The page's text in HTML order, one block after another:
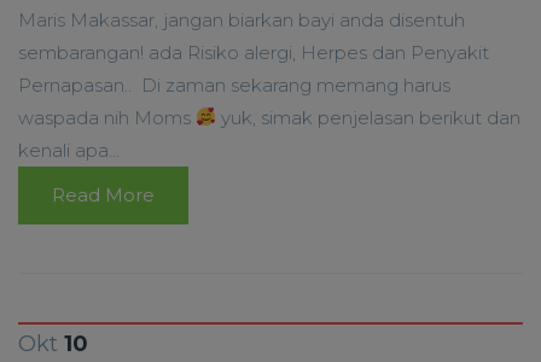
Maris Makassar, jangan biarkan bayi anda disentuh
sembarangan! ada Risiko alergi, Herpes dan Penyakit
Pernapasan.. Di zaman sekarang memang harus
waspada nih Moms
yuk, simak penjelasan berikut dan
kenali apa...
Read More
Okt 10